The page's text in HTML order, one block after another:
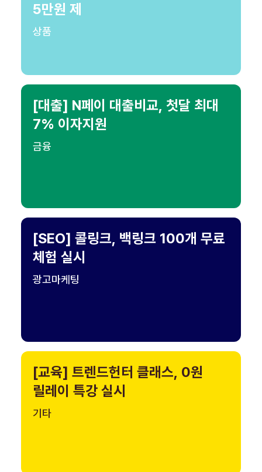
5만원 제
상품
[대출] N페이 대출비교, 첫달 최대
7% 이자지원
금융
[SEO] 콜링크, 백링크 100개 무료
체험 실시
광고마케팅
[교육] 트렌드헌터 클래스, 0원
릴레이 특강 실시
기타